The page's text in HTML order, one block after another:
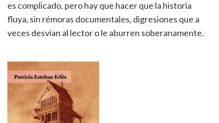
es complicado, pero hay que hacer que la historia
fluya, sin rémoras documentales, digresiones que a
veces desvían al lector o le aburren soberanamente.